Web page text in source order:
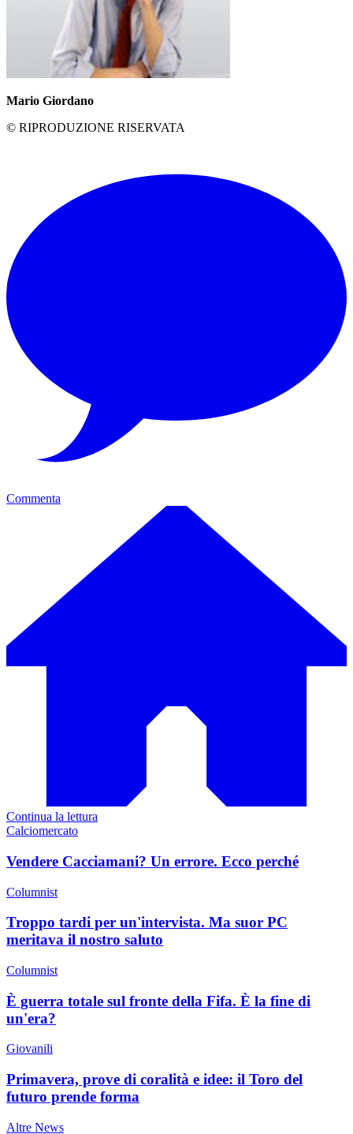
Mario Giordano
© RIPRODUZIONE RISERVATA
Commenta
Continua la lettura
Calciomercato
Vendere Cacciamani? Un errore. Ecco perché
Columnist
Troppo tardi per un'intervista. Ma suor PC
meritava il nostro saluto
Columnist
È guerra totale sul fronte della Fifa. È la fine di
un'era?
Giovanili
Primavera, prove di coralità e idee: il Toro del
futuro prende forma
Altre News